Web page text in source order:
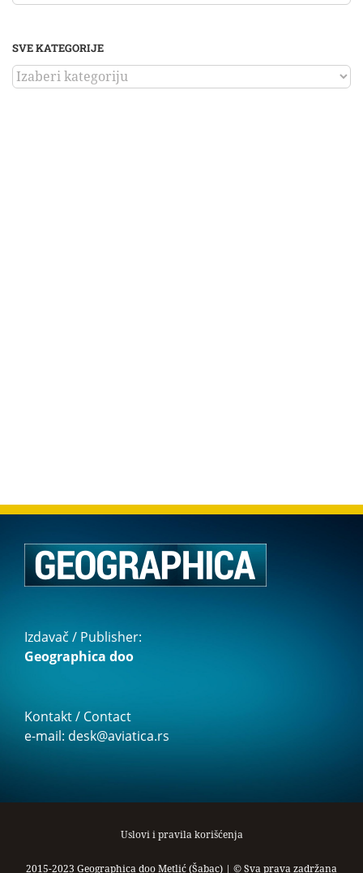
SVE KATEGORIJE
SVE
KATEGORIJE
Izdavač / Publisher:
Geographica doo
Kontakt / Contact
e-mail: desk@aviatica.rs
Uslovi i pravila korišćenja
2015-2023 Geographica doo Metlić (Šabac) | © Sva prava zadržana